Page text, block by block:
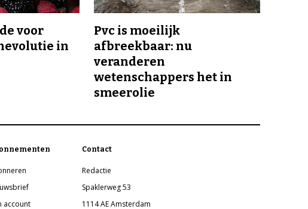
voor
in
Pvc is moeilijk
afbreekbaar: nu
veranderen
wetenschappers het in
smeerolie
account
Contact
Redactie
Spaklerweg 53
1114 AE Amsterdam